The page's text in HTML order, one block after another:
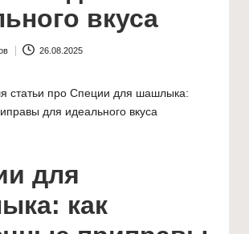
вкуса
26.08.2025
для
как